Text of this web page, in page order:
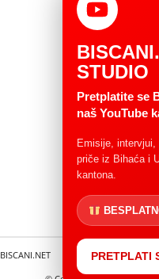
BISCANI.NET Impressum
STUDIO
Pretplatite se
naš YouTube
Emisije,
priče iz Bihaća i
kantona.
PRETPLATI